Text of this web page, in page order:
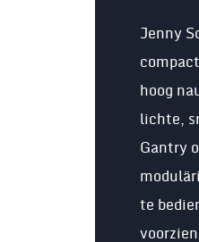
Jenny
hoog
lichte,
Gantry
te